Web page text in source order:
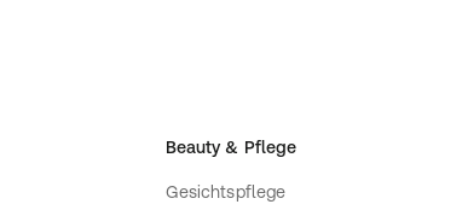
Beauty & Pflege
Gesichtspflege